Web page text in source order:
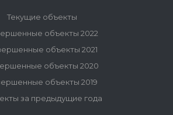
Текущие объекты
объекты 2022
объекты 2021
объекты 2020
объекты 2019
за предыдущие года